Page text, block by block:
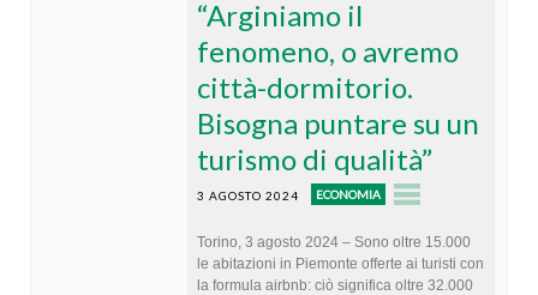
“Arginiamo il
fenomeno, o avremo
città-dormitorio.
Bisogna puntare su un
turismo di qualità”
3 AGOSTO 2024 ECONOMIA
Torino, 3 agosto 2024 – Sono oltre 15.000
le abitazioni in Piemonte offerte ai turisti con
la formula airbnb: ciò significa oltre 32.000